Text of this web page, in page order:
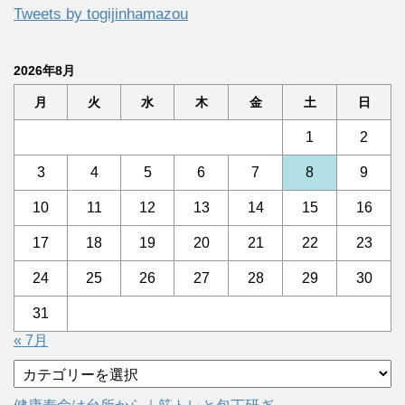
Tweets by togijinhamazou
2026年8月
月 火 水 木 金 土 日
1 2
3 4 5 6 7 8 9
10 11 12 13 14 15 16
17 18 19 20 21 22 23
24 25 26 27 28 29 30
31
« 7月
テ